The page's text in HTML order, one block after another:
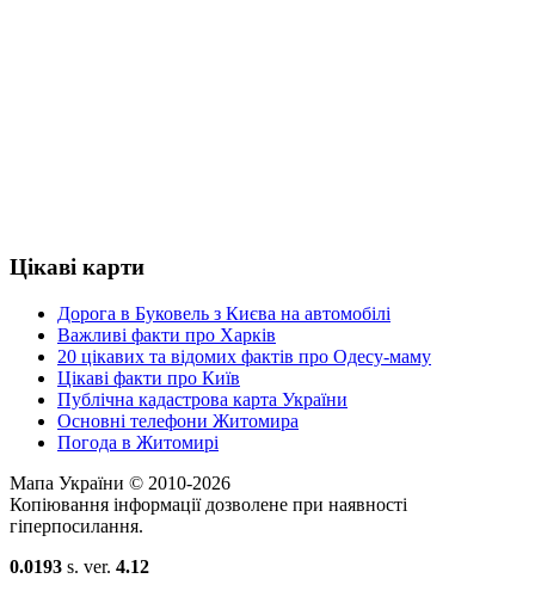
Цікаві карти
Дорога в Буковель з Києва на автомобілі
Важливі факти про Харків
20 цікавих та відомих фактів про Одесу-маму
Цікаві факти про Київ
Публічна кадастрова карта України
Основні телефони Житомира
Погода в Житомирі
Мапа України © 2010-2026
Копіювання інформації дозволене при наявності
гіперпосилання.
0.0193 s. ver. 4.12